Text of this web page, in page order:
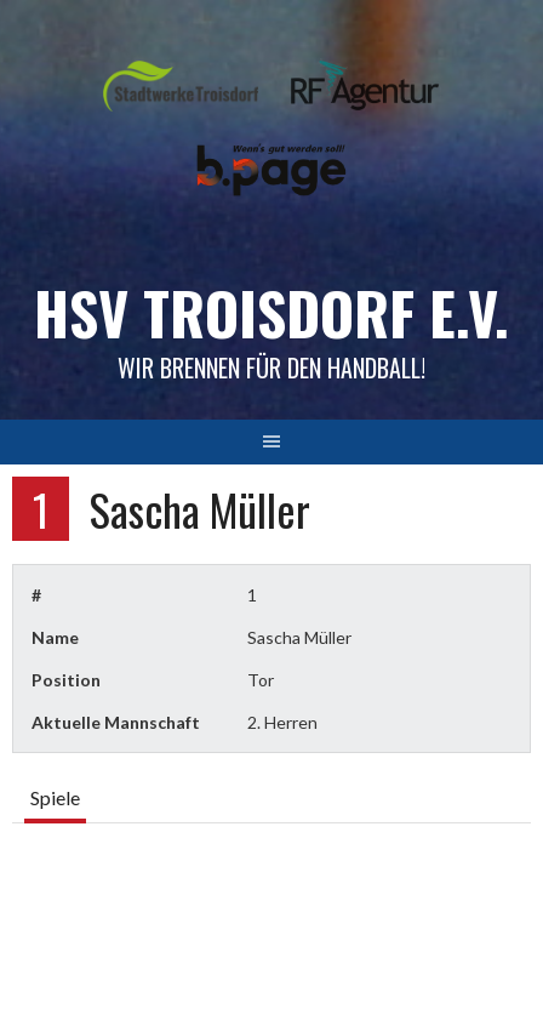
HSV TROISDORF E.V.
WIR BRENNEN FÜR DEN HANDBALL!
1 Sascha Müller
# 1
Name Sascha Müller
Position Tor
Aktuelle Mannschaft 2. Herren
Spiele